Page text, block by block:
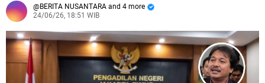
BERITA NUSANTARA and 4 more
24/06/26, 18:51 WIB